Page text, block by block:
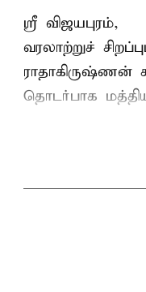
ஸ்ரீ விஜயபுரம்,
வரலாற்றுச்
ராதாகிருஷ்ணன்
தொடர்பாக மத்திய